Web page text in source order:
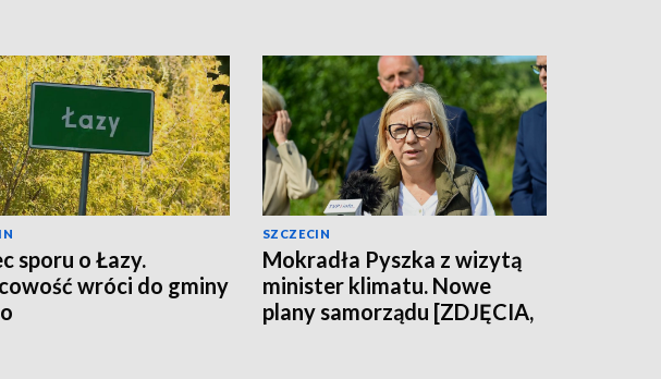
sporu o Łazy.
wróci do gminy
SZCZECIN
Mokradła Pyszka z wizytą
minister klimatu. Nowe
plany samorządu [ZDJĘCIA,